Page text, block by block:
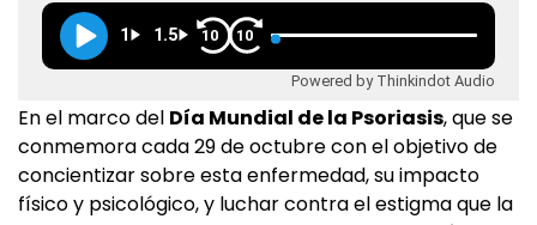
1 1.5 10 10
Powered by Thinkindot Audio
En el marco del Día Mundial de la Psoriasis, que se
conmemora cada 29 de octubre con el objetivo de
concientizar sobre esta enfermedad, su impacto
físico y psicológico, y luchar contra el estigma que la